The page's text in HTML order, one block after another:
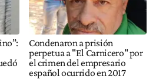
Condenaron a prisión
perpetua a "El Carnicero" por
el crimen del empresario
español ocurrido en 2017